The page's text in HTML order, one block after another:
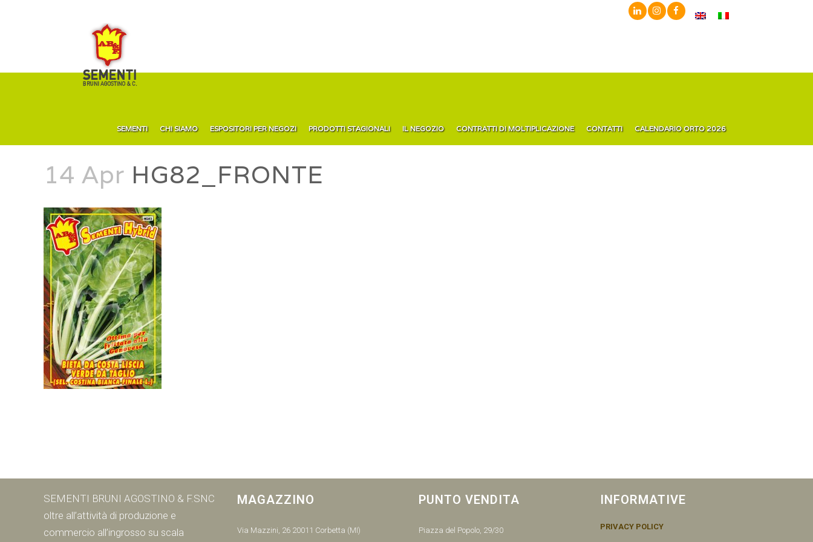
SEMENTI CHI SIAMO ESPOSITORI PER NEGOZI PRODOTTI STAGIONALI IL NEGOZIO CONTRATTI DI MOLTIPLICAZIONE CONTATTI CALENDARIO ORTO 2026
14 Apr HG82_FRONTE
SEMENTI BRUNI AGOSTINO & F.SNC
oltre all’attività di produzione e
commercio all’ingrosso su scala
MAGAZZINO
Via Mazzini, 26 20011 Corbetta (MI)
PUNTO VENDITA
Piazza del Popolo, 29/30
INFORMATIVE
PRIVACY POLICY